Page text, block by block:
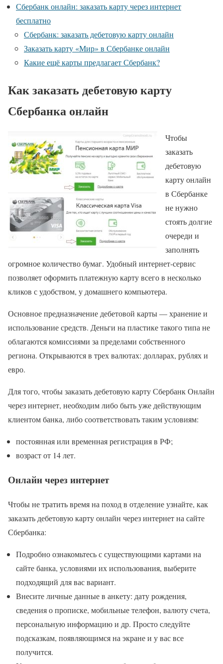
Сбербанк онлайн: заказать карту через интернет
бесплатно
Сбербанк: заказать дебетовую карту онлайн
Заказать карту «Мир» в Сбербанке онлайн
Какие ещё карты предлагает Сбербанк?
Как заказать дебетовую карту
Сбербанка онлайн
Чтобы
заказать
дебетовую
карту онлайн
в Сбербанке
не нужно
стоять долгие
очереди и
заполнять
огромное количество бумаг. Удобный интернет-сервис
позволяет оформить платежную карту всего в несколько
кликов с удобством, у домашнего компьютера.
Основное предназначение дебетовой карты — хранение и
использование средств. Деньги на пластике такого типа не
облагаются комиссиями за пределами собственного
региона. Открываются в трех валютах: долларах, рублях и
евро.
Для того, чтобы заказать дебетовую карту Сбербанк Онлайн
через интернет, необходим либо быть уже действующим
клиентом банка, либо соответствовать таким условиям:
постоянная или временная регистрация в РФ;
возраст от 14 лет.
Онлайн через интернет
Чтобы не тратить время на поход в отделение узнайте, как
заказать дебетовую карту онлайн через интернет на сайте
Сбербанка:
Подробно ознакомьтесь с существующими картами на
сайте банка, условиями их использования, выберите
подходящий для вас вариант.
Внесите личные данные в анкету: дату рождения,
сведения о прописке, мобильные телефон, валюту счета,
персональную информацию и др. Просто следуйте
подсказкам, появляющимся на экране и у вас все
получится.